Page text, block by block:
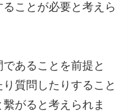
ことが必要と考えら
あることを前提と
質問したりすること
がると考えられま